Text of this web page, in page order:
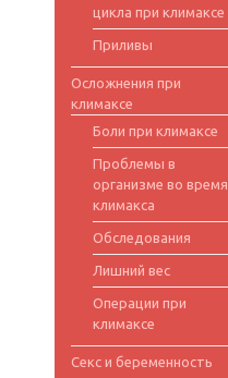
цикла при климаксе
Приливы
Осложнения при
климаксе
Боли при климаксе
Проблемы в
организме во время
климакса
Обследования
Лишний вес
Операции при
климаксе
Секс и беременность